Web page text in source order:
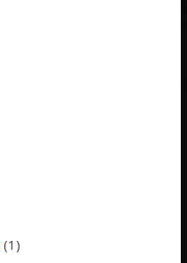
(1)